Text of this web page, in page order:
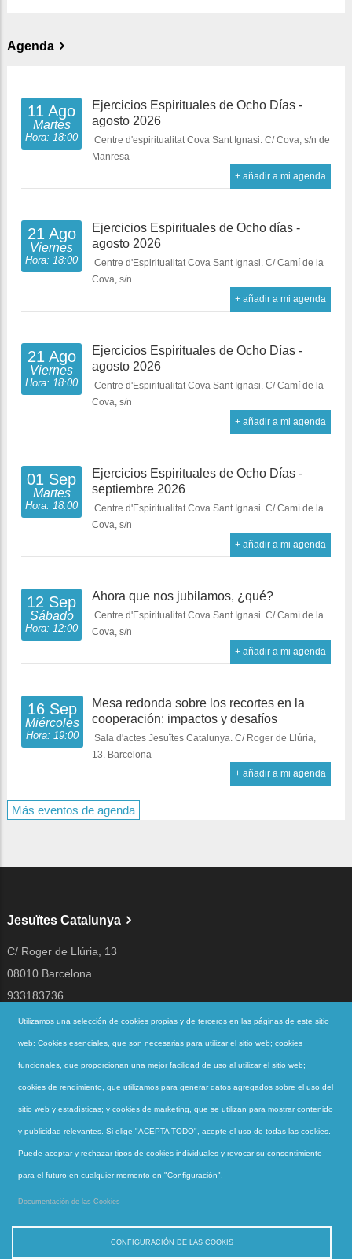
Agenda
11 Ago
Martes
Hora: 18:00
Ejercicios Espirituales de Ocho Días -
agosto 2026
Centre d'espiritualitat Cova Sant Ignasi. C/ Cova, s/n de
Manresa
+ añadir a mi agenda
21 Ago
Viernes
Hora: 18:00
Ejercicios Espirituales de Ocho días -
agosto 2026
Centre d'Espiritualitat Cova Sant Ignasi. C/ Camí de la
Cova, s/n
+ añadir a mi agenda
21 Ago
Viernes
Hora: 18:00
Ejercicios Espirituales de Ocho Días -
agosto 2026
Centre d'Espiritualitat Cova Sant Ignasi. C/ Camí de la
Cova, s/n
+ añadir a mi agenda
01 Sep
Martes
Hora: 18:00
Ejercicios Espirituales de Ocho Días -
septiembre 2026
Centre d'Espiritualitat Cova Sant Ignasi. C/ Camí de la
Cova, s/n
+ añadir a mi agenda
12 Sep
Sábado
Hora: 12:00
Ahora que nos jubilamos, ¿qué?
Centre d'Espiritualitat Cova Sant Ignasi. C/ Camí de la
Cova, s/n
+ añadir a mi agenda
16 Sep
Miércoles
Hora: 19:00
Mesa redonda sobre los recortes en la
cooperación: impactos y desafíos
Sala d'actes Jesuïtes Catalunya. C/ Roger de Llúria,
13. Barcelona
+ añadir a mi agenda
Más eventos de agenda
Jesuïtes Catalunya
C/ Roger de Llúria, 13
08010 Barcelona
933183736
jesuites@jesuites.net
Siguenos en
QUIENES SOMOS
QUÉ HACEMOS
ACTUALIDAD
Utilizamos una selección de cookies propias y de terceros en las páginas de este sitio
web: Cookies esenciales, que son necesarias para utilizar el sitio web; cookies
funcionales, que proporcionan una mejor facilidad de uso al utilizar el sitio web;
cookies de rendimiento, que utilizamos para generar datos agregados sobre el uso del
sitio web y estadísticas; y cookies de marketing, que se utilizan para mostrar contenido
y publicidad relevantes. Si elige "ACEPTA TODO", acepte el uso de todas las cookies.
Puede aceptar y rechazar tipos de cookies individuales y revocar su consentimiento
para el futuro en cualquier momento en "Configuración".
Documentación de las Cookies
CONFIGURACIÓN DE LAS COOKIS